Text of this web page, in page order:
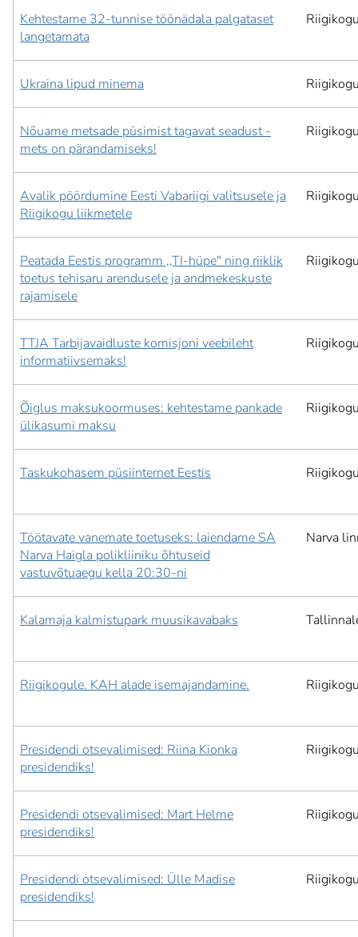
Kehtestame 32-tunnise töönädala palgataset
langetamata
Ukraina lipud minema
Nõuame metsade püsimist tagavat seadust -
mets on pärandamiseks!
Avalik pöördumine Eesti Vabariigi valitsusele ja
Riigikogu liikmetele
Peatada Eestis programm ,,TI-hüpe" ning riiklik
toetus tehisaru arendusele ja andmekeskuste
rajamisele
TTJA Tarbijavaidluste komisjoni veebileht
informatiivsemaks!
Õiglus maksukoormuses: kehtestame pankade
ülikasumi maksu
Taskukohasem püsiinternet Eestis
Töötavate vanemate toetuseks: laiendame SA
Narva Haigla polikliiniku õhtuseid
vastuvõtuaegu kella 20:30-ni
Narva
Kalamaja kalmistupark muusikavabaks
Riigikogule. KAH alade isemajandamine.
Presidendi otsevalimised: Riina Kionka
presidendiks!
Presidendi otsevalimised: Mart Helme
presidendiks!
Presidendi otsevalimised: Ülle Madise
presidendiks!